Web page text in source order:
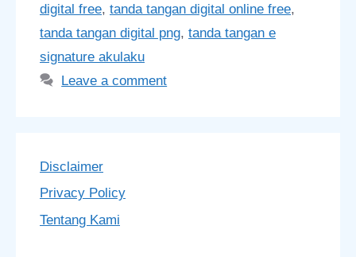
digital free, tanda tangan digital online free,
tanda tangan digital png, tanda tangan e
signature akulaku
Leave a comment
Disclaimer
Privacy Policy
Tentang Kami